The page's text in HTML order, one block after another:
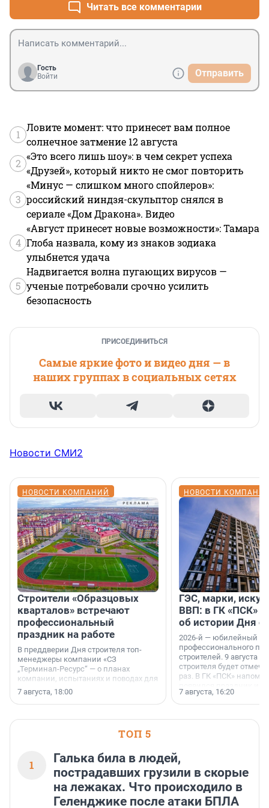
Читать все комментарии
Гость
Войти
Отправить
1
Ловите момент: что принесет вам полное
солнечное затмение 12 августа
2
«Это всего лишь шоу»: в чем секрет успеха
«Друзей», который никто не смог повторить
3
«Минус — слишком много спойлеров»:
российский ниндзя-скульптор снялся в
сериале «Дом Дракона». Видео
4
«Август принесет новые возможности»: Тамара
Глоба назвала, кому из знаков зодиака
улыбнется удача
5
Надвигается волна пугающих вирусов —
ученые потребовали срочно усилить
безопасность
ПРИСОЕДИНИТЬСЯ
Самые яркие фото и видео дня — в
наших группах в социальных сетях
Новости СМИ2
НОВОСТИ КОМПАНИЙ
Строители «Образцовых
кварталов» встречают
профессиональный
праздник на работе
В преддверии Дня строителя топ-
менеджеры компании «СЗ
„Терминал-Ресурс“ — о планах
компании, испытаниях и поводах для
осторожного оптимизма.
7 августа, 18:00
НОВОСТИ
ГЭС, марки,
ВВП: в ГК «ПСК»
об истории Дня
2026-й — юбилейный
профессионального
строителей. 9 августа
строителя будет
раз. В ГК «ПСК»
поменялась роль
7 августа, 16:20
ТОП 5
1
Галька била в людей,
пострадавших грузили в скорые
на лежаках. Что происходило в
Геленджике после атаки БПЛА